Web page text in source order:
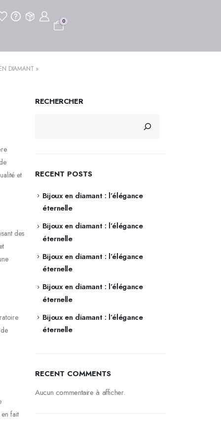
0
DIAMANT »
et
des
fait
RECHERCHER
RECENT POSTS
Bijoux en diamant : l’élégance
éternelle
Bijoux en diamant : l’élégance
éternelle
Bijoux en diamant : l’élégance
éternelle
Bijoux en diamant : l’élégance
éternelle
Bijoux en diamant : l’élégance
éternelle
RECENT COMMENTS
Aucun commentaire à afficher.